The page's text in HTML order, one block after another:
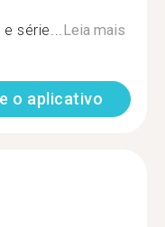
série...Leia mais
o aplicativo